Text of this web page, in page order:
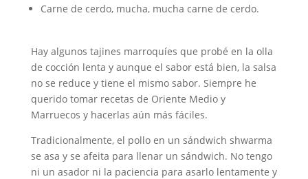
Carne de cerdo, mucha, mucha carne de cerdo.
Hay algunos tajines marroquíes que probé en la olla
de cocción lenta y aunque el sabor está bien, la salsa
no se reduce y tiene el mismo sabor. Siempre he
querido tomar recetas de Oriente Medio y
Marruecos y hacerlas aún más fáciles.
Tradicionalmente, el pollo en un sándwich shwarma
se asa y se afeita para llenar un sándwich. No tengo
ni un asador ni la paciencia para asarlo lentamente y